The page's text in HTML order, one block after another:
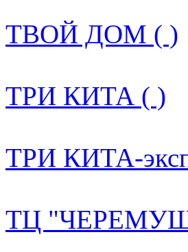
ТВОЙ ДОМ ( )
ТРИ КИТА ( )
ТРИ КИТА-
ТЦ